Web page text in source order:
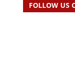
FOLLOW US